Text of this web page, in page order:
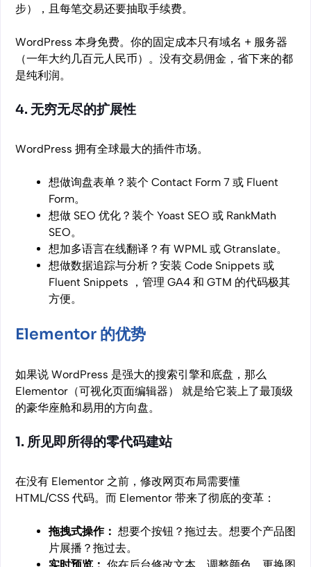
步），且每笔交易还要抽取手续费。
WordPress 本身免费。你的固定成本只有域名 + 服务器
（一年大约几百元人民币）。没有交易佣金，省下来的都
是纯利润。
4. 无穷无尽的扩展性
WordPress 拥有全球最大的插件市场。
想做询盘表单？装个 Contact Form 7 或 Fluent
Form。
想做 SEO 优化？装个 Yoast SEO 或 RankMath
SEO。
想加多语言在线翻译？有 WPML 或 Gtranslate。
想做数据追踪与分析？安装 Code Snippets 或
Fluent Snippets ，管理 GA4 和 GTM 的代码极其
方便。
Elementor 的优势
如果说 WordPress 是强大的搜索引擎和底盘，那么
Elementor（可视化页面编辑器） 就是给它装上了最顶级
的豪华座舱和易用的方向盘。
1. 所见即所得的零代码建站
在没有 Elementor 之前，修改网页布局需要懂
HTML/CSS 代码。而 Elementor 带来了彻底的变革：
拖拽式操作： 想要个按钮？拖过去。想要个产品图
片展播？拖过去。